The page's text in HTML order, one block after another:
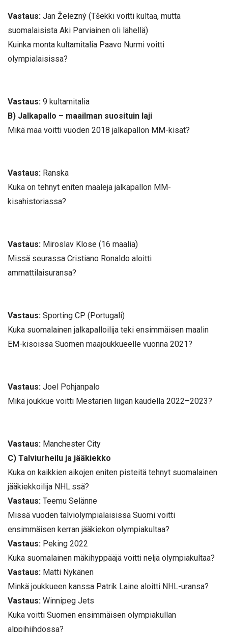
Vastaus: Jan Železný (Tšekki voitti kultaa, mutta
suomalaisista Aki Parviainen oli lähellä)
Kuinka monta kultamitalia Paavo Nurmi voitti
olympialaisissa?
Vastaus: 9 kultamitalia
B) Jalkapallo – maailman suosituin laji
Mikä maa voitti vuoden 2018 jalkapallon MM-kisat?
Vastaus: Ranska
Kuka on tehnyt eniten maaleja jalkapallon MM-
kisahistoriassa?
Vastaus: Miroslav Klose (16 maalia)
Missä seurassa Cristiano Ronaldo aloitti
ammattilaisuransa?
Vastaus: Sporting CP (Portugali)
Kuka suomalainen jalkapalloilija teki ensimmäisen maalin
EM-kisoissa Suomen maajoukkueelle vuonna 2021?
Vastaus: Joel Pohjanpalo
Mikä joukkue voitti Mestarien liigan kaudella 2022–2023?
Vastaus: Manchester City
C) Talviurheilu ja jääkiekko
Kuka on kaikkien aikojen eniten pisteitä tehnyt suomalainen
jääkiekkoilija NHL:ssä?
Vastaus: Teemu Selänne
Missä vuoden talviolympialaisissa Suomi voitti
ensimmäisen kerran jääkiekon olympiakultaa?
Vastaus: Peking 2022
Kuka suomalainen mäkihyppääjä voitti neljä olympiakultaa?
Vastaus: Matti Nykänen
Minkä joukkueen kanssa Patrik Laine aloitti NHL-uransa?
Vastaus: Winnipeg Jets
Kuka voitti Suomen ensimmäisen olympiakullan
alppihiihdossa?